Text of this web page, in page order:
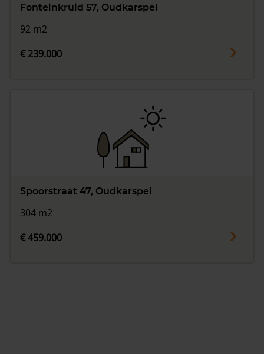
Fonteinkruid 57, Oudkarspel
92 m2
€ 239.000
Spoorstraat 47, Oudkarspel
304 m2
€ 459.000